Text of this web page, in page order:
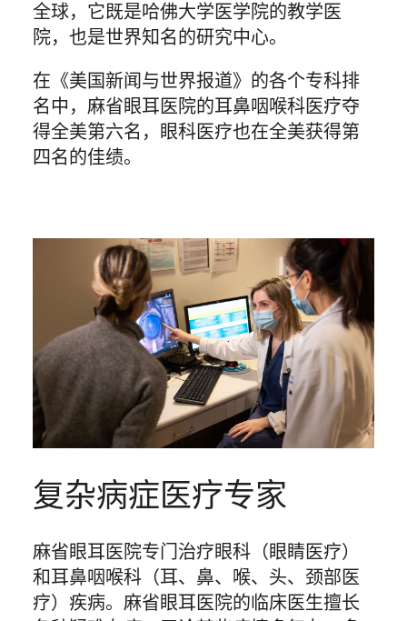
全球，它既是哈佛大学医学院的教学医
院，也是世界知名的研究中心。
在《美国新闻与世界报道》的各个专科排
名中，麻省眼耳医院的耳鼻咽喉科医疗夺
得全美第六名，眼科医疗也在全美获得第
四名的佳绩。
复杂病症医疗专家
麻省眼耳医院专门治疗眼科（眼睛医疗）
和耳鼻咽喉科（耳、鼻、喉、头、颈部医
疗）疾病。麻省眼耳医院的临床医生擅长